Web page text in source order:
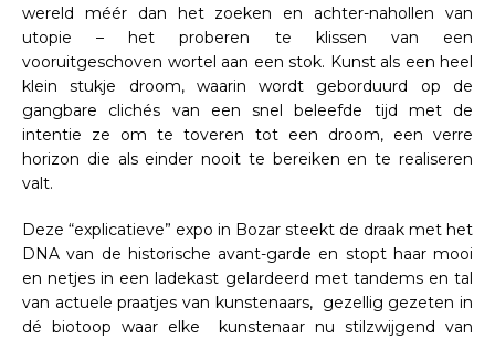
wereld méér dan het zoeken en achter-nahollen van
utopie – het proberen te klissen van een
vooruitgeschoven wortel aan een stok. Kunst als een heel
klein stukje droom, waarin wordt geborduurd op de
gangbare clichés van een snel beleefde tijd met de
intentie ze om te toveren tot een droom, een verre
horizon die als einder nooit te bereiken en te realiseren
valt.
Deze “explicatieve” expo in Bozar steekt de draak met het
DNA van de historische avant-garde en stopt haar mooi
en netjes in een ladekast gelardeerd met tandems en tal
van actuele praatjes van kunstenaars, gezellig gezeten in
dé biotoop waar elke kunstenaar nu stilzwijgend van